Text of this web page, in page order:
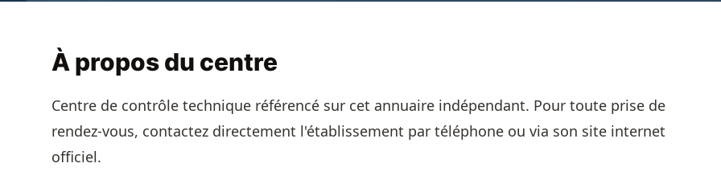
À propos du centre
Centre de contrôle technique référencé sur cet annuaire indépendant. Pour toute prise de
rendez-vous, contactez directement l'établissement par téléphone ou via son site internet
officiel.